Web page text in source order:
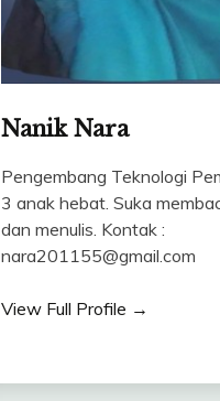
Nanik Nara
Pengembang Teknologi
3 anak hebat. Suka
dan menulis. Kontak :
nara201155@gmail.com
View Full Profile →